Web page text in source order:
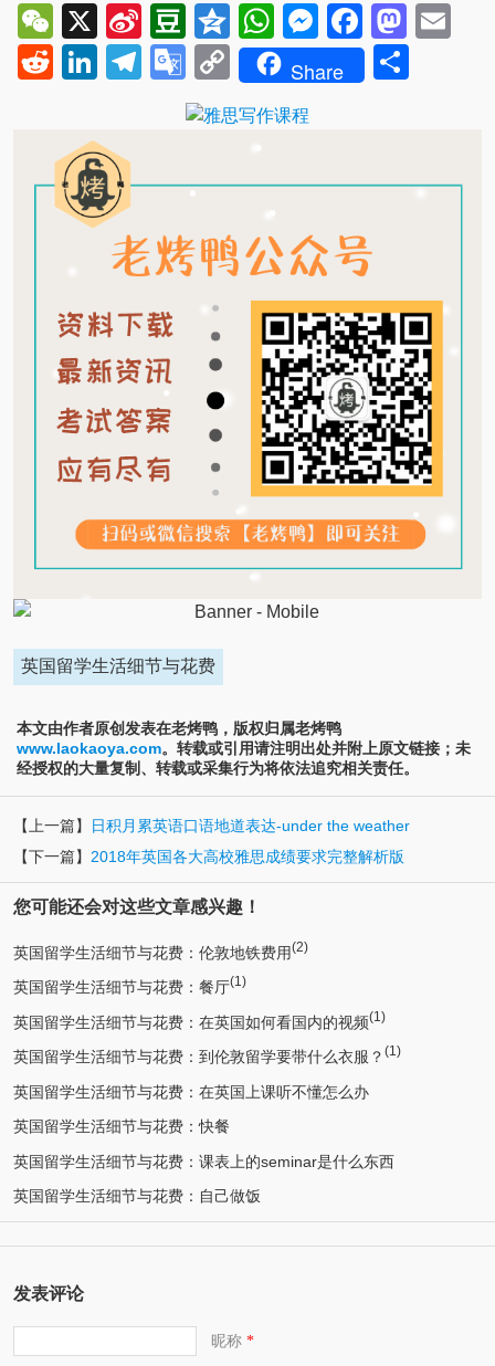
WeChat
X
Sina
Weibo
Douban
QzoneWhatsApp
Messenger
RedditLinkedIn
Telegram
Google
Translate
Copy
Link
Share
英国留学生活细节与花费
本文由作者原创发表在老烤鸭，版权归属老烤鸭
www.laokaoya.com。转载或引用请注明出处并附上原文链接；未
经授权的大量复制、转载或采集行为将依法追究相关责任。
【上一篇】
日积月累英语口语地道表达-under the weather
【下一篇】 2018年英国各大高校雅思成绩要求完整解析版
您可能还会对这些文章感兴趣！
英国留学生活细节与花费：伦敦地铁费用(2)
英国留学生活细节与花费：餐厅(1)
英国留学生活细节与花费：在英国如何看国内的视频(1)
英国留学生活细节与花费：到伦敦留学要带什么衣服？ (1)
英国留学生活细节与花费：在英国上课听不懂怎么办
英国留学生活细节与花费：快餐
英国留学生活细节与花费：课表上的seminar是什么东西
英国留学生活细节与花费：自己做饭
发表评论
昵称*